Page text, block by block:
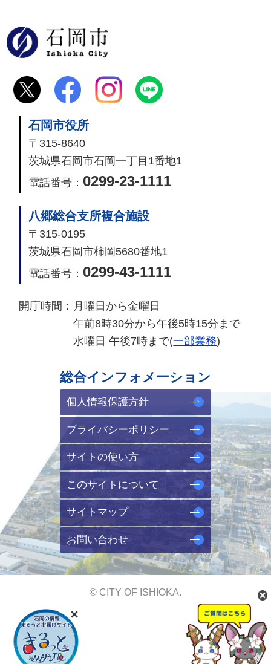
石岡市役所
〒315-8640
茨城県石岡市石岡一丁目1番地1
電話番号： 0299-23-1111
八郷総合支所複合施設
〒315-0195
茨城県石岡市柿岡5680番地1
電話番号： 0299-43-1111
開庁時間： 月曜日から金曜日
午前8時30分から午後5時15分まで
水曜日 午後7時まで(一部業務)
総合インフォメーション
個人情報保護方針
プライバシーポリシー
サイトの使い方
このサイトについて
サイトマップ
お問い合わせ
© CITY OF ISHIOKA.